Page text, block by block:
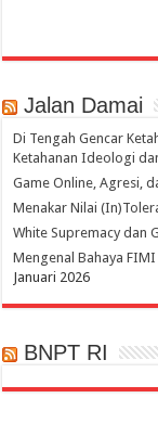
Jalan Damai
Di Tengah Gencar
Ketahanan Ideologi
Game Online, Agresi,
Menakar Nilai
White Supremacy dan
Mengenal Bahaya
Januari 2026
BNPT RI